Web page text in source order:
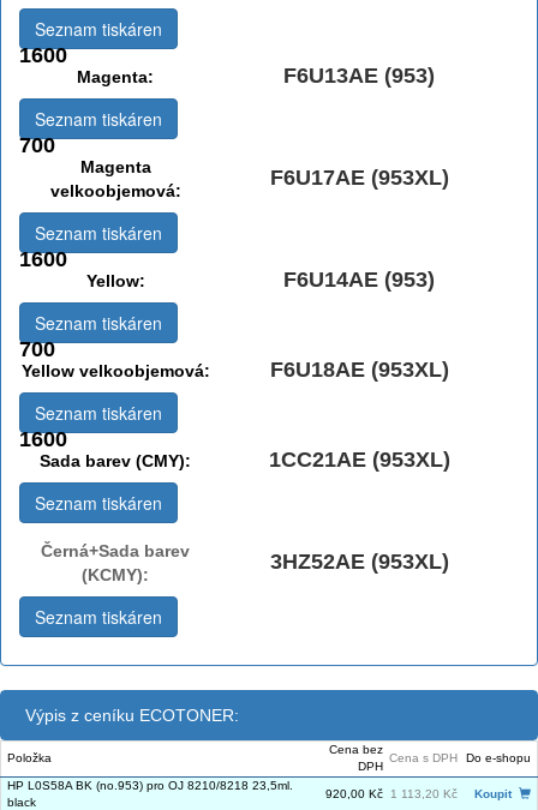
1600
Seznam tiskáren
Magenta: F6U13AE (953)
700
Seznam tiskáren
Magenta
velkoobjemová:
F6U17AE (953XL)
1600
Seznam tiskáren
Yellow: F6U14AE (953)
700
Seznam tiskáren
Yellow velkoobjemová: F6U18AE (953XL)
1600
Seznam tiskáren
Sada barev (CMY):
1CC21AE (953XL)
Seznam tiskáren
Černá+Sada barev
(KCMY):
3HZ52AE (953XL)
Seznam tiskáren
Výpis z ceníku ECOTONER:
Položka
Cena bez
DPH
Cena s DPH Do e-shopu
HP L0S58A BK (no.953) pro OJ 8210/8218 23,5ml.
black
920,00 Kč 1 113,20 Kč
Koupit